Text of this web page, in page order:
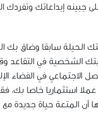
جبينه إبداعاتك وتفردك
الحيلة سابقا وضاق بك
الشخصية في التقاعد
الاجتماعي في الفضاء
عملا استثماريا خاصا
أن المتعة حياة جديدة مع